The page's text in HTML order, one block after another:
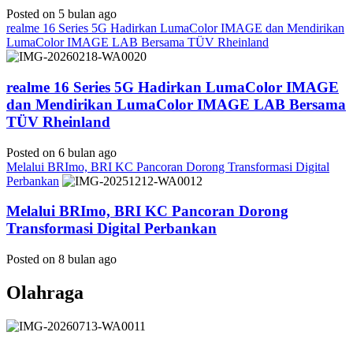
Posted on 5 bulan ago
realme 16 Series 5G Hadirkan LumaColor IMAGE dan Mendirikan
LumaColor IMAGE LAB Bersama TÜV Rheinland
realme 16 Series 5G Hadirkan LumaColor IMAGE
dan Mendirikan LumaColor IMAGE LAB Bersama
TÜV Rheinland
Posted on 6 bulan ago
Melalui BRImo, BRI KC Pancoran Dorong Transformasi Digital
Perbankan
Melalui BRImo, BRI KC Pancoran Dorong
Transformasi Digital Perbankan
Posted on 8 bulan ago
Olahraga